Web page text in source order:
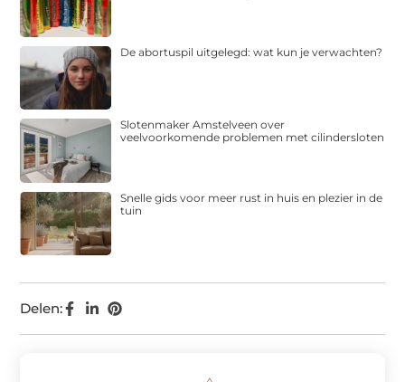
Delen:
De abortuspil uitgelegd: wat kun je verwachten?
Slotenmaker Amstelveen over
veelvoorkomende problemen met cilindersloten
Snelle gids voor meer rust in huis en plezier in de
tuin